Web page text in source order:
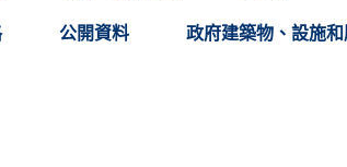
公開資料 政府建築物、設施